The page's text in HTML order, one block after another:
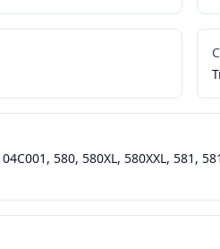
580, 580XL, 580XXL, 581,